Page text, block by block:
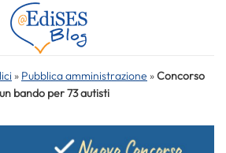
» Pubblica amministrazione »Concorso
bando per 73 autisti